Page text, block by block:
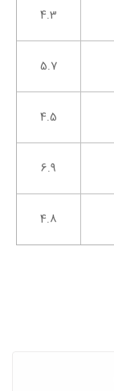
4.3
5.7
4.5
6.9
4.8